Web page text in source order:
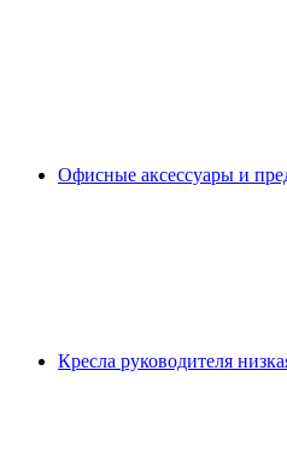
Офисные аксессуары и
Кресла руководителя